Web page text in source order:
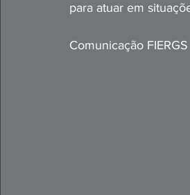
para atuar em
Comunicação FIERGS